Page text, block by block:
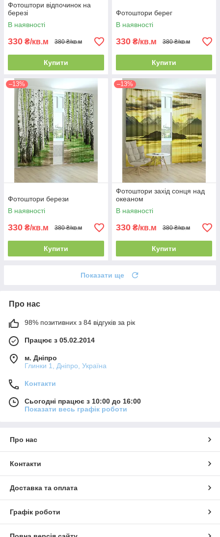
Фотоштори відпочинок на
березі
В наявності
330 ₴/кв.м 380 ₴/кв.м
Купити
Фотоштори берег
В наявності
330 ₴/кв.м 380 ₴/кв.м
Купити
–13%
Фотоштори берези
В наявності
330 ₴/кв.м 380 ₴/кв.м
Купити
–13%
Фотоштори захід сонця над
океаном
В наявності
330 ₴/кв.м 380 ₴/кв.м
Купити
Показати ще
Про нас
98% позитивних з 84 відгуків за рік
Працює з 05.02.2014
м. Дніпро
Глинки 1, Дніпро, Україна
Контакти
Сьогодні працює з 10:00 до 16:00
Показати весь графік роботи
Про нас
Контакти
Доставка та оплата
Графік роботи